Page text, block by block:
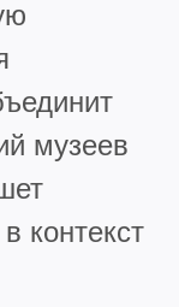
музеев
контекст